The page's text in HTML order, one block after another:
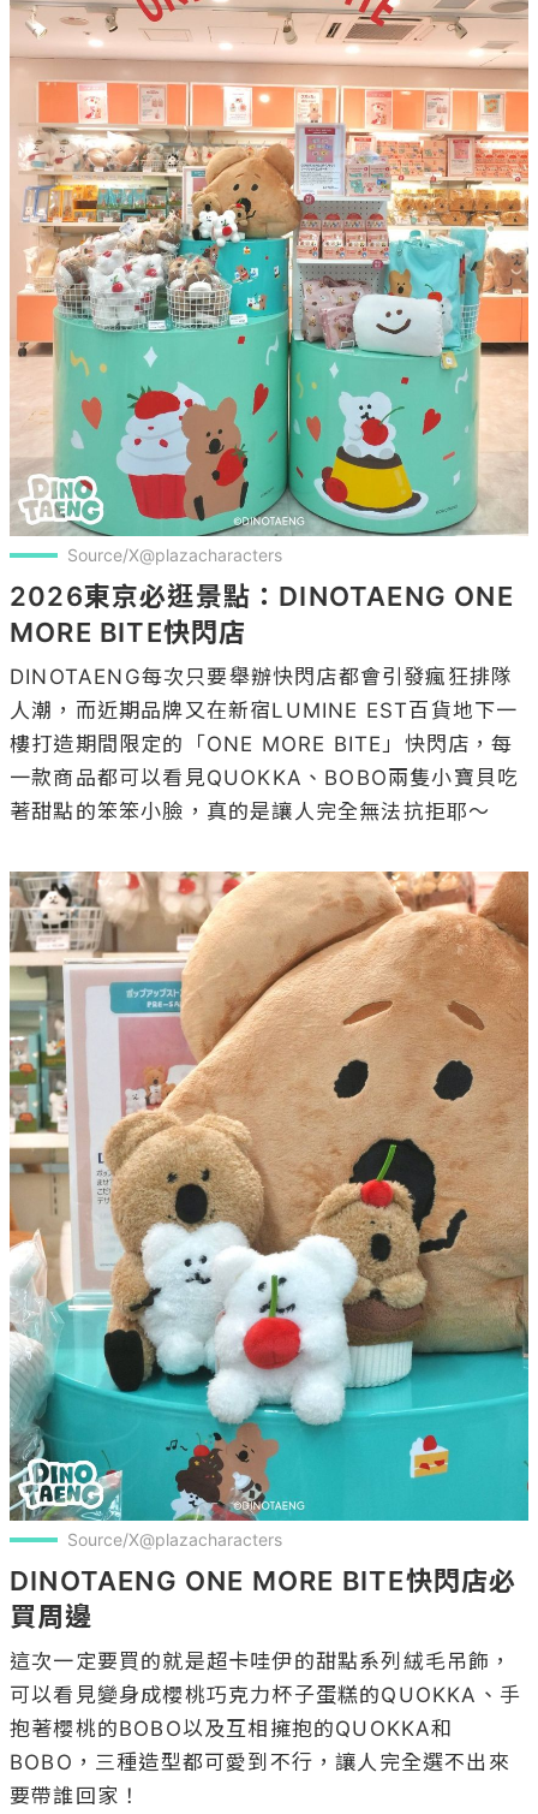
Source/X@plazacharacters
2026東京必逛景點：DINOTAENG ONE
MORE BITE快閃店
DINOTAENG每次只要舉辦快閃店都會引發瘋狂排隊
人潮，而近期品牌又在新宿LUMINE EST百貨地下一
樓打造期間限定的「ONE MORE BITE」快閃店，每
一款商品都可以看見QUOKKA、BOBO兩隻小寶貝吃
著甜點的笨笨小臉，真的是讓人完全無法抗拒耶～
Source/X@plazacharacters
DINOTAENG ONE MORE BITE快閃店必
買周邊
這次一定要買的就是超卡哇伊的甜點系列絨毛吊飾，
可以看見變身成櫻桃巧克力杯子蛋糕的QUOKKA、手
抱著櫻桃的BOBO以及互相擁抱的QUOKKA和
BOBO，三種造型都可愛到不行，讓人完全選不出來
要帶誰回家！